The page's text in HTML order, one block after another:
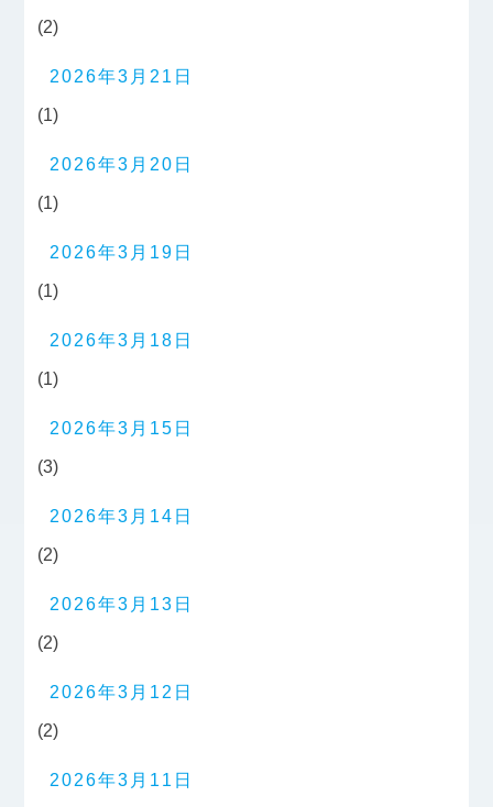
(2)
2026年3月21日
(1)
2026年3月20日
(1)
2026年3月19日
(1)
2026年3月18日
(1)
2026年3月15日
(3)
2026年3月14日
(2)
2026年3月13日
(2)
2026年3月12日
(2)
2026年3月11日